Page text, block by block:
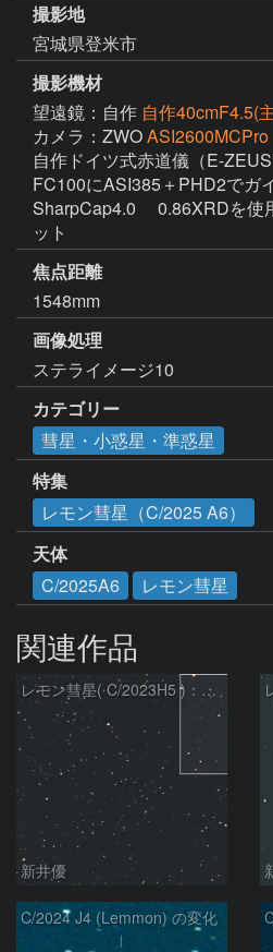
撮影地
宮城県登米市
撮影機材
望遠鏡：自作 自作40cmF4.5(
カメラ：ZWOASI2600MCPro
自作ドイツ式赤道儀（E-
FC100にASI385＋PHD2でガ
SharpCap4.0 　0.86XRDを使
ット
焦点距離
1548mm
画像処理
ステライメージ10
カテゴリー
彗星・小惑星・準惑星
特集
レモン彗星（C/2025 A6）
天体
C/2025A6
レモン彗星
関連作品
レモン彗星( C/2023H5 )：2026/05/20
新井優
C/2024 J4 (Lemmon) の変化